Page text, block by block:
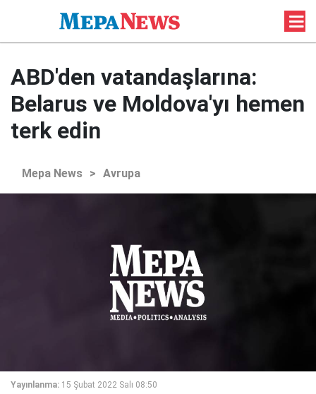
ABD'den vatandaşlarına:
Belarus ve Moldova'yı hemen
terk edin
Mepa News > Avrupa
Yayınlanma: 15 Şubat 2022 Salı 08:50